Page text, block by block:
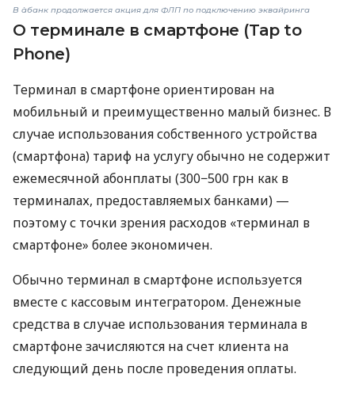
В àбанк продолжается акция для ФЛП по подключению эквайринга
О терминале в смартфоне (Tap to
Phone)
Терминал в смартфоне ориентирован на
мобильный и преимущественно малый бизнес. В
случае использования собственного устройства
(смартфона) тариф на услугу обычно не содержит
ежемесячной абонплаты (300−500 грн как в
терминалах, предоставляемых банками) —
поэтому с точки зрения расходов «терминал в
смартфоне» более экономичен.
Обычно терминал в смартфоне используется
вместе с кассовым интегратором. Денежные
средства в случае использования терминала в
смартфоне зачисляются на счет клиента на
следующий день после проведения оплаты.